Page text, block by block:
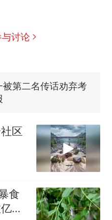
讨论
菌偶然发现鸡枞菌
守1天等它长大：挖了
消息）
被第二名传话劝弃考
区
食
头